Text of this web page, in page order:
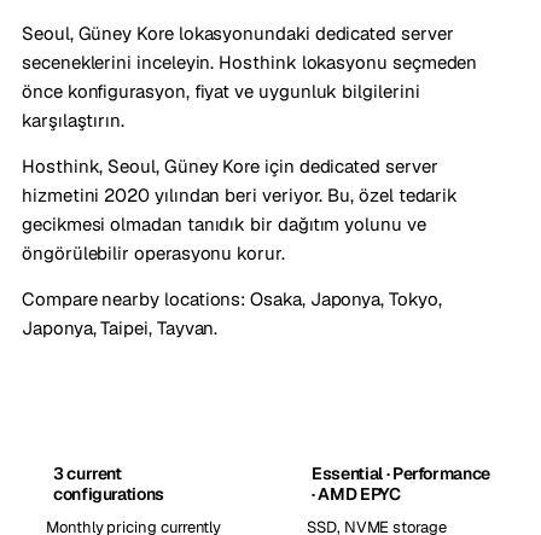
Seoul, Güney Kore lokasyonundaki dedicated server
seceneklerini inceleyin. Hosthink lokasyonu seçmeden
önce konfigurasyon, fiyat ve uygunluk bilgilerini
karşılaştırın.
Hosthink, Seoul, Güney Kore için dedicated server
hizmetini 2020 yılından beri veriyor. Bu, özel tedarik
gecikmesi olmadan tanıdık bir dağıtım yolunu ve
öngörülebilir operasyonu korur.
Compare nearby locations:Osaka, Japonya,Tokyo,
Japonya,Taipei, Tayvan.
3 current
configurations
Monthly pricing currently
Essential · Performance
· AMD EPYC
SSD, NVME storage